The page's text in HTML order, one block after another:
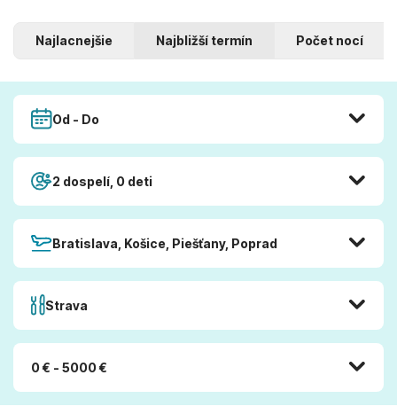
Najlacnejšie Najbližší termín Počet nocí
Od - Do
2 dospelí, 0 deti
Bratislava, Košice, Piešťany, Poprad
Strava
0 € - 5000 €